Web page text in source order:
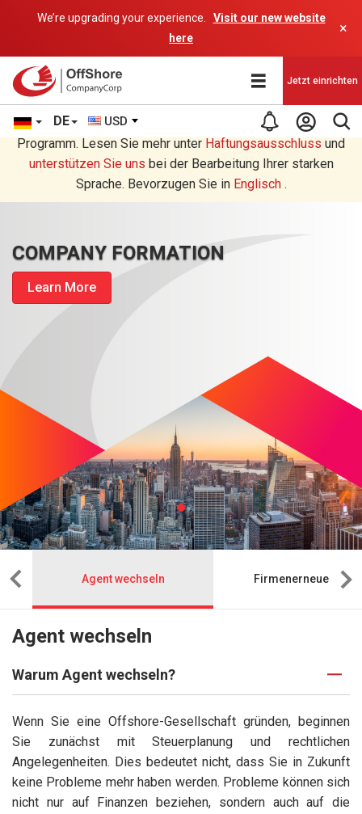
We’re upgrading your experience.
Visit our new website
here
×
DE USD
Jetzt einrichten
Sie lesen eine Deutsche Übersetzung durch ein AI-
Programm. Lesen Sie mehr unter Haftungsausschluss und
unterstützen Sie uns bei der Bearbeitung Ihrer starken
Sprache. Bevorzugen Sie in Englisch.
COMPANY FORMATION
Learn More
Agent wechseln Firmenerneuerung
Agent wechseln
Warum Agent wechseln?
Wenn Sie eine Offshore-Gesellschaft gründen, beginnen
Sie zunächst mit Steuerplanung und rechtlichen
Angelegenheiten. Dies bedeutet nicht, dass Sie in Zukunft
keine Probleme mehr haben werden. Probleme können sich
nicht nur auf Finanzen beziehen, sondern auch auf die